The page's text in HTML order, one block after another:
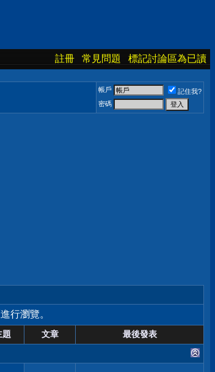
註冊 常見問題 標記討論區為已讀
帳戶
記住我?
密碼
行瀏覽。
題 文章 最後發表